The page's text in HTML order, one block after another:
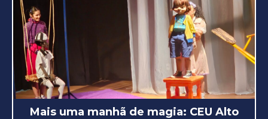
Mais uma manhã de magia: CEU Alto